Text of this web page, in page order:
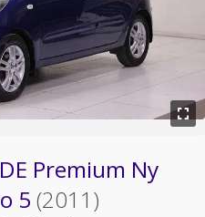
Premium Ny
5 (2011)